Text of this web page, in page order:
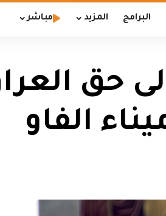
البرامج المزيد مباشر
حق
الفاو